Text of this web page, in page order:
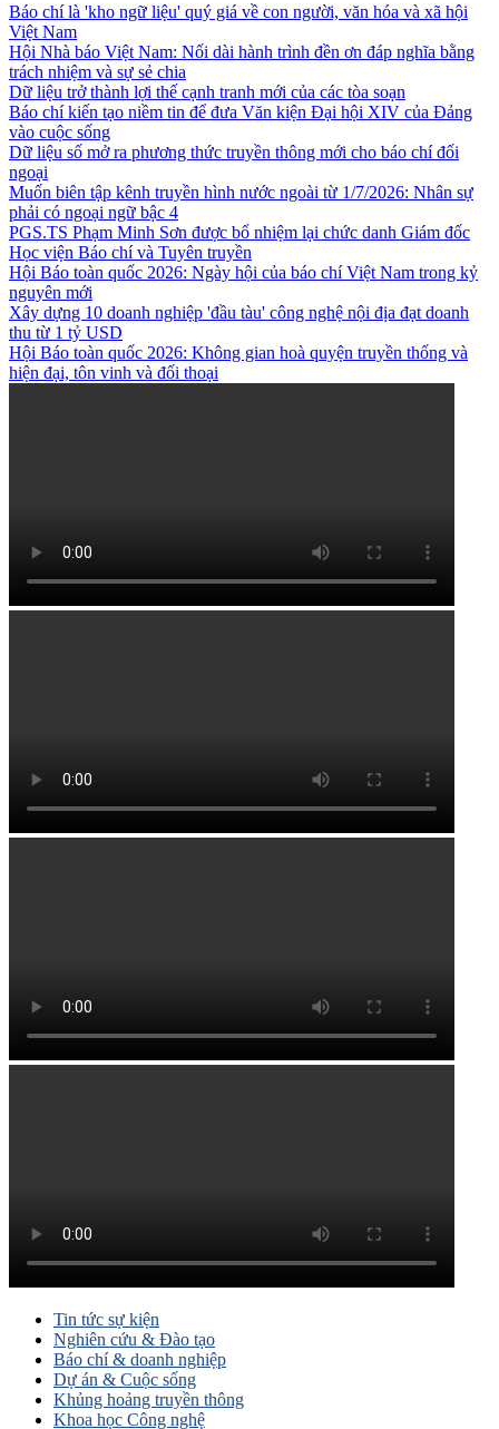
Báo chí là 'kho ngữ liệu' quý giá về con người, văn hóa và xã hội
Việt Nam
Hội Nhà báo Việt Nam: Nối dài hành trình đền ơn đáp nghĩa bằng
trách nhiệm và sự sẻ chia
Dữ liệu trở thành lợi thế cạnh tranh mới của các tòa soạn
Báo chí kiến tạo niềm tin để đưa Văn kiện Đại hội XIV của Đảng
vào cuộc sống
Dữ liệu số mở ra phương thức truyền thông mới cho báo chí đối
ngoại
Muốn biên tập kênh truyền hình nước ngoài từ 1/7/2026: Nhân sự
phải có ngoại ngữ bậc 4
PGS.TS Phạm Minh Sơn được bổ nhiệm lại chức danh Giám đốc
Học viện Báo chí và Tuyên truyền
Hội Báo toàn quốc 2026: Ngày hội của báo chí Việt Nam trong kỷ
nguyên mới
Xây dựng 10 doanh nghiệp 'đầu tàu' công nghệ nội địa đạt doanh
thu từ 1 tỷ USD
Hội Báo toàn quốc 2026: Không gian hoà quyện truyền thống và
hiện đại, tôn vinh và đối thoại
Tin tức sự kiện
Nghiên cứu & Đào tạo
Báo chí & doanh nghiệp
Dự án & Cuộc sống
Khủng hoảng truyền thông
Khoa học Công nghệ